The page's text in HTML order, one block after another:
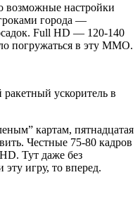
возможные настройки
города —
Full HD — 120-140
погружаться в эту ММО.
картам, пятнадцатая
Честные 75-80 кадров
Тут даже без
игру, то вперед.